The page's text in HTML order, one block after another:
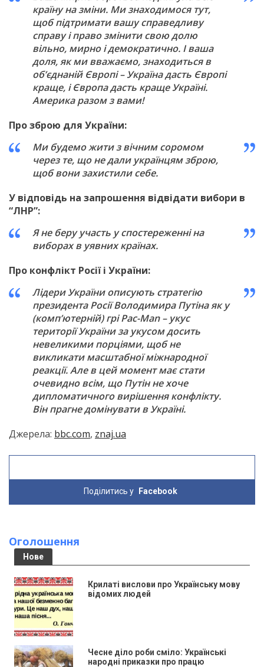
країну на зміни. Ми знаходимося тут,
щоб підтримати вашу справедливу
справу і право змінити свою долю
вільно, мирно і демократично. І ваша
доля, як ми вважаємо, знаходиться в
об’єднаній Європі – Україна дасть Європі
краще, і Європа дасть краще Україні.
Америка разом з вами!
Про зброю для України:
Ми будемо жити з вічним соромом
через те, що не дали українцям зброю,
щоб вони захистили себе.
У відповідь на запрошення відвідати вибори в
“ЛНР”:
Я не беру участь у спостереженні на
виборах в уявних країнах.
Про конфлікт Росії і України:
Лідери України описують стратегію
президента Росії Володимира Путіна як у
(комп’ютерній) грі Pac-Man – укус
території України за укусом досить
невеликими порціями, щоб не
викликати масштабної міжнародної
реакції. Але в цей момент має стати
очевидно всім, що Путін не хоче
дипломатичного вирішення конфлікту.
Він прагне домінувати в Україні.
Джерела: bbc.com, znaj.ua
Поділитись у Facebook
Оголошення
Нове
Крилаті вислови про Українську мову
відомих людей
Чесне діло роби сміло: Українські
народні приказки про працю